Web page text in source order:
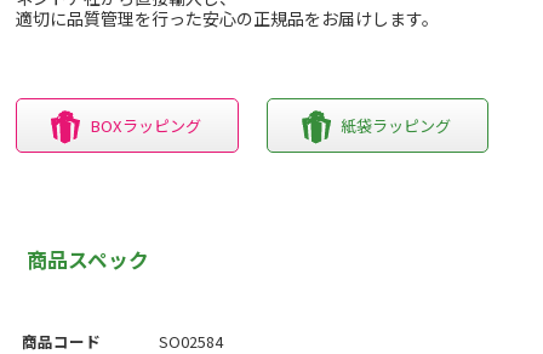
適切に品質管理を行った安心の正規品をお届けします。
BOXラッピング 紙袋ラッピング
商品スペック
商品コード
SO02584